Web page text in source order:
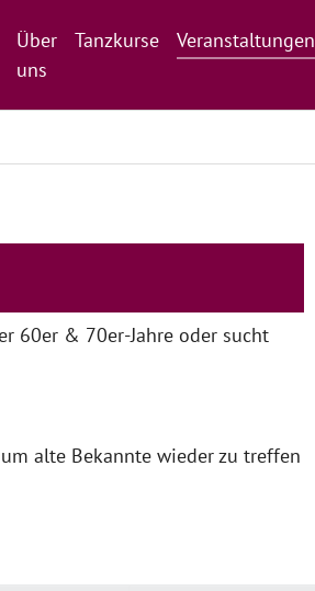
Über
uns
Tanzkurse Veranstaltungen
60er & 70er-Jahre oder sucht
alte Bekannte wieder zu treffen